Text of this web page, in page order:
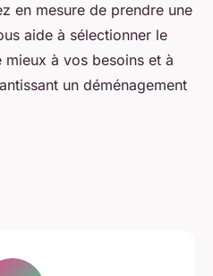
en mesure de prendre une
aide à sélectionner le
à vos besoins et à
un déménagement